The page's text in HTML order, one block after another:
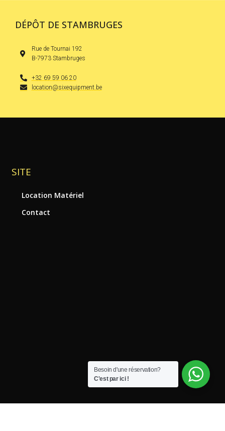
DÉPÔT DE STAMBRUGES
Rue de Tournai 192
B-7973 Stambruges
+32 69 59 06 20
location@sixequipment.be
SITE
Location Matériel
Contact
Besoin d'une réservation?
C'est par ici !